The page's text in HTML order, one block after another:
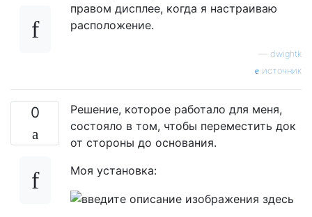
правом дисплее, когда я настраиваю
расположение.
dwightk
источник
0
Решение, которое работало для меня,
состояло в том, чтобы переместить док
от стороны до основания.
Моя установка: